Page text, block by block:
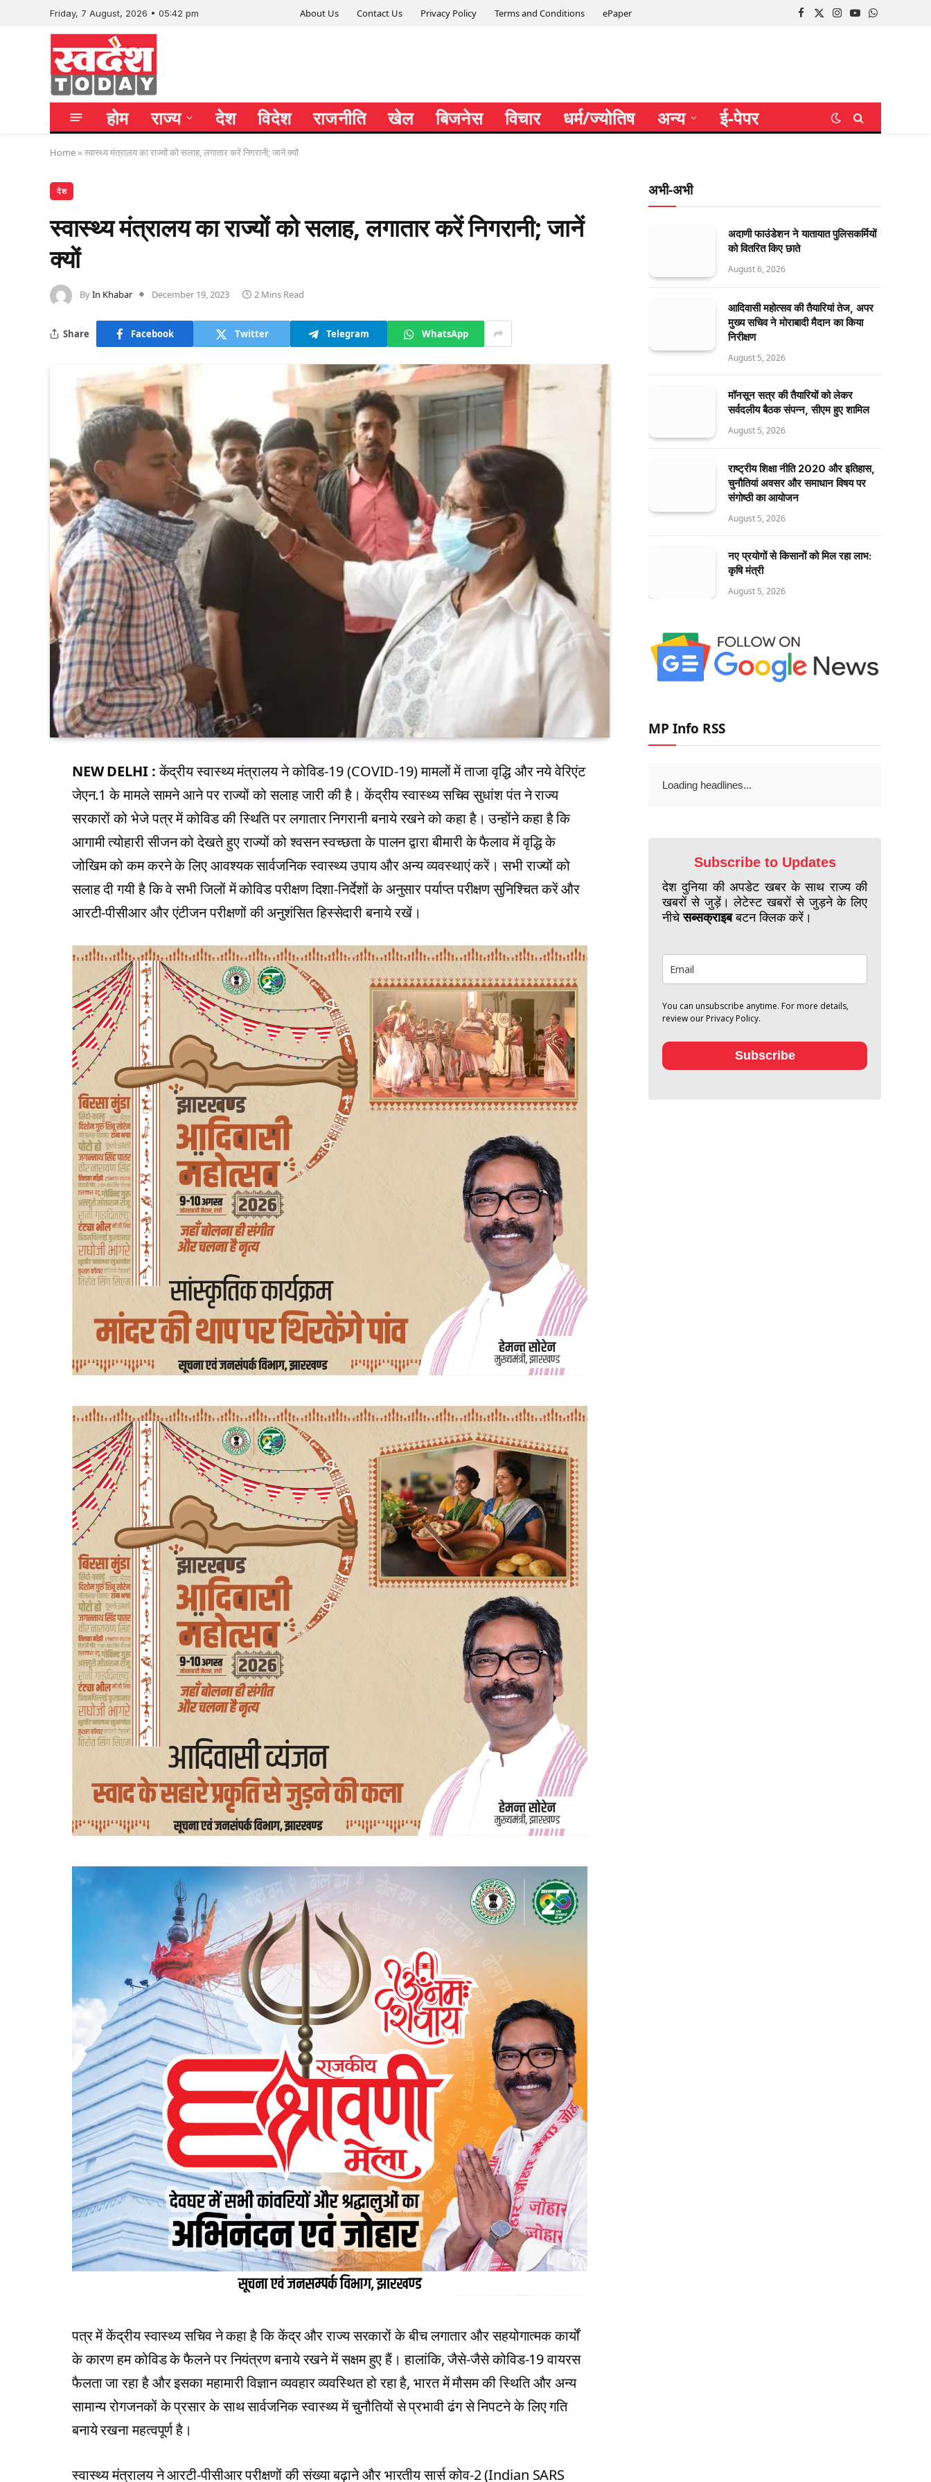
Friday, 7 August, 2026 • 05:42 pm About Us Contact Us Privacy Policy Terms and Conditions ePaper
Facebook
X
Instagram
YouTubeWhatsApp
होम राज्य देश विदेश राजनीति खेल बिजनेस विचार धर्म/ज्योतिष अन्य ई-पेपर
Home » स्वास्थ्य मंत्रालय का राज्यों को सलाह, लगातार करें निगरानी; जानें क्यों
देश
स्वास्थ्य मंत्रालय का राज्यों को सलाह, लगातार करें निगरानी; जानें
क्यों
ByIn Khabar December 19, 2023 2 Mins Read
Share Facebook Twitter Telegram WhatsApp
NEW DELHI :केंद्रीय स्वास्थ्य मंत्रालय ने कोविड-19 (COVID-19) मामलों में ताजा वृद्धि और नये वेरिएंट
जेएन.1 के मामले सामने आने पर राज्यों को सलाह जारी की है। केंद्रीय स्वास्थ्य सचिव सुधांश पंत ने राज्य
सरकारों को भेजे पत्र में कोविड की स्थिति पर लगातार निगरानी बनाये रखने को कहा है। उन्होंने कहा है कि
आगामी त्योहारी सीजन को देखते हुए राज्यों को श्वसन स्वच्छता के पालन द्वारा बीमारी के फैलाव में वृद्धि के
जोखिम को कम करने के लिए आवश्यक सार्वजनिक स्वास्थ्य उपाय और अन्य व्यवस्थाएं करें। सभी राज्यों को
सलाह दी गयी है कि वे सभी जिलों में कोविड परीक्षण दिशा-निर्देशों के अनुसार पर्याप्त परीक्षण सुनिश्चित करें और
आरटी-पीसीआर और एंटीजन परीक्षणों की अनुशंसित हिस्सेदारी बनाये रखें।
पत्र में केंद्रीय स्वास्थ्य सचिव ने कहा है कि केंद्र और राज्य सरकारों के बीच लगातार और सहयोगात्मक कार्यों
के कारण हम कोविड के फैलने पर नियंत्रण बनाये रखने में सक्षम हुए हैं। हालांकि, जैसे-जैसे कोविड-19 वायरस
फैलता जा रहा है और इसका महामारी विज्ञान व्यवहार व्यवस्थित हो रहा है, भारत में मौसम की स्थिति और अन्य
सामान्य रोगजनकों के प्रसार के साथ सार्वजनिक स्वास्थ्य में चुनौतियों से प्रभावी ढंग से निपटने के लिए गति
बनाये रखना महत्वपूर्ण है।
स्वास्थ्य मंत्रालय ने आरटी-पीसीआर परीक्षणों की संख्या बढ़ाने और भारतीय सार्स कोव-2 (Indian SARS
अभी-अभी
अदाणी फाउंडेशन ने यातायात पुलिसकर्मियों
को वितरित किए छाते
August 6, 2026
आदिवासी महोत्सव की तैयारियां तेज, अपर
मुख्य सचिव ने मोराबादी मैदान का किया
निरीक्षण
August 5, 2026
मॉनसून सत्र की तैयारियों को लेकर
सर्वदलीय बैठक संपन्न, सीएम हुए शामिल
August 5, 2026
राष्ट्रीय शिक्षा नीति 2020 और इतिहास,
चुनौतियां अवसर और समाधान विषय पर
संगोष्ठी का आयोजन
August 5, 2026
नए प्रयोगों से किसानों को मिल रहा लाभ:
कृषि मंत्री
August 5, 2026
MP Info RSS
Loading headlines...
Subscribe to Updates
देश दुनिया की अपडेट खबर के साथ राज्य की
खबरों से जुड़ें। लेटेस्ट खबरों से जुड़ने के लिए
नीचेसब्सक्राइबबटन क्लिक करें।
You can unsubscribe anytime. For more details,
review our Privacy Policy.
Subscribe